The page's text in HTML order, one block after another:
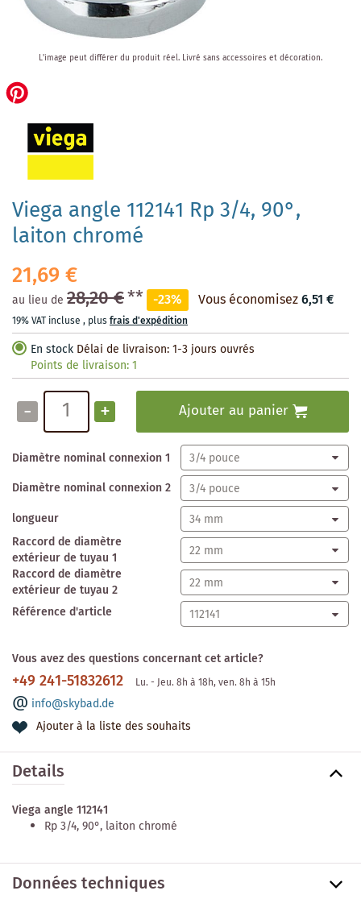
Viega angle 112141 Rp 3/4, 90°,
laiton chromé
21,69 €
au lieu de 28,20 €** -23% Vous économisez6,51 €
19% VAT incluse , plusfrais d'expédition
En stock Délai de livraison: 1-3 jours ouvrés
Points de livraison:1
- + Ajouter au panier
Diamètre nominal connexion 1
Diamètre nominal connexion 2
longueur
Raccord de diamètre
extérieur de tuyau 1
Raccord de diamètre
extérieur de tuyau 2
Référence d'article
Vous avez des questions concernant cet article?
+49 241-51832612 Lu. - Jeu. 8h à 18h, ven. 8h à 15h
info@skybad.de
Ajouter à la liste des souhaits
the
beginning
images
gallery
L'image peut différer du produit réel. Livré sans accessoires et décoration.
Details
Viega angle 112141
Rp 3/4, 90°, laiton chromé
Données techniques